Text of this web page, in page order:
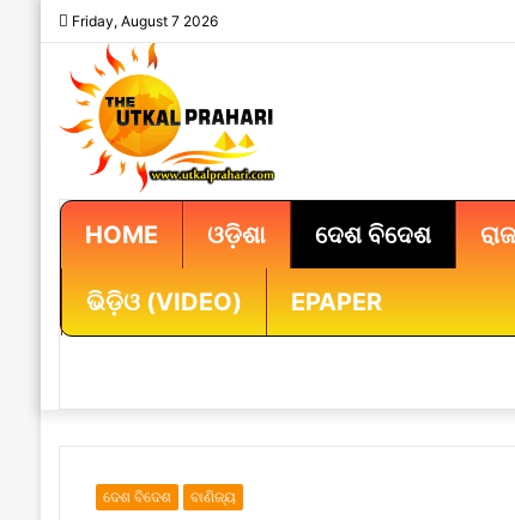
Friday, August 7 2026
HOME ଓଡ଼ିଶା ଦେଶ ବିଦେଶ
ଭିଡ଼ିଓ (VIDEO) EPAPER
ଦେଶ ବିଦେଶ ବାଣିଜ୍ୟ